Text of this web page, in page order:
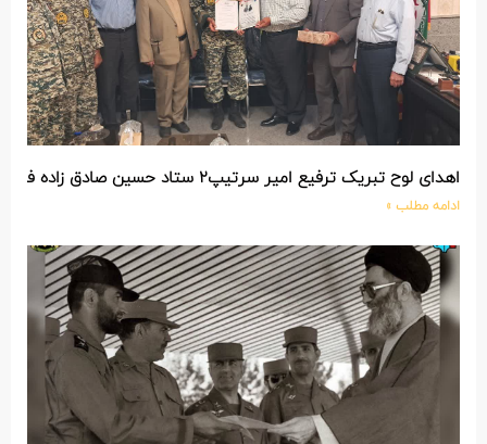
اهدای لوح تبریک ترفیع امیر سرتیپ۲ ستاد حسین صادق زاده فرمانده تیپ ۲۵ واکنش سریع شهید آبگون نزاجا مستقر در تبریز
ادامه مطلب »